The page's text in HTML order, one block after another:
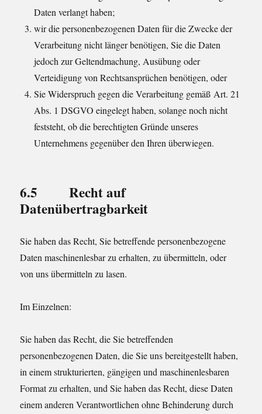
Daten verlangt haben;
wir die personenbezogenen Daten für die Zwecke der
Verarbeitung nicht länger benötigen, Sie die Daten
jedoch zur Geltendmachung, Ausübung oder
Verteidigung von Rechtsansprüchen benötigen, oder
Sie Widerspruch gegen die Verarbeitung gemäß Art. 21
Abs. 1 DSGVO eingelegt haben, solange noch nicht
feststeht, ob die berechtigten Gründe unseres
Unternehmens gegenüber den Ihren überwiegen.
6.5 Recht auf
Datenübertragbarkeit
Sie haben das Recht, Sie betreffende personenbezogene
Daten maschinenlesbar zu erhalten, zu übermitteln, oder
von uns übermitteln zu lasen.
Im Einzelnen:
Sie haben das Recht, die Sie betreffenden
personenbezogenen Daten, die Sie uns bereitgestellt haben,
in einem strukturierten, gängigen und maschinenlesbaren
Format zu erhalten, und Sie haben das Recht, diese Daten
einem anderen Verantwortlichen ohne Behinderung durch